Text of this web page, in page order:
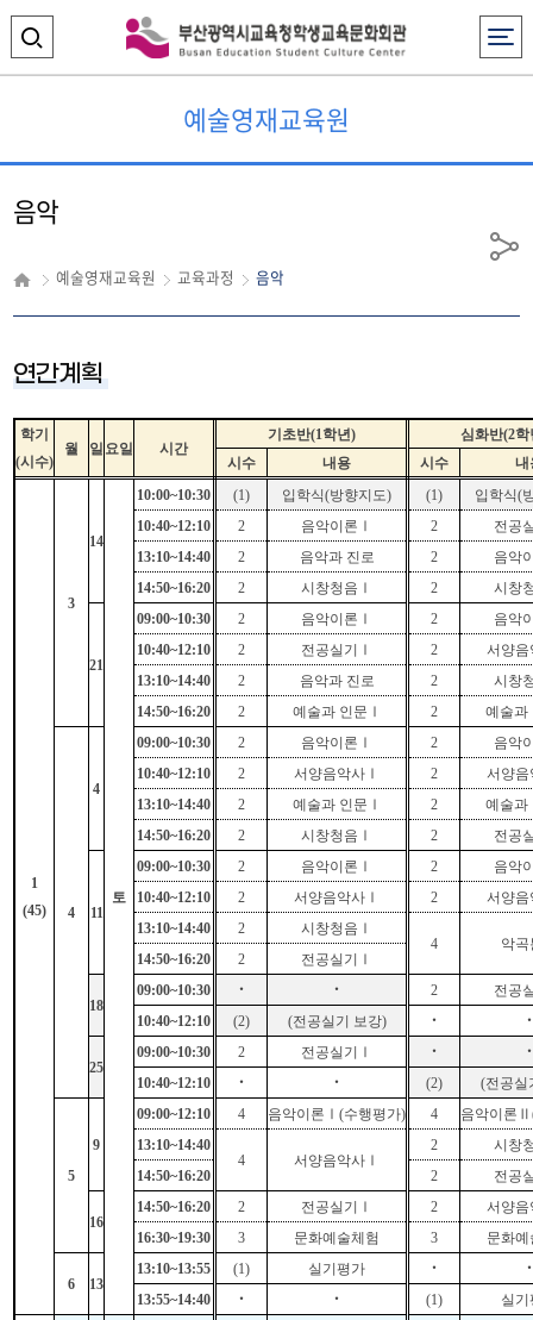
전체메뉴
색
역
열
예술영재교육원
음악
예술영재교육원 교육과정 음악
공
연간계획
학기
(시수)
월 일 요일 시간
기초반(1 학년) 심화반(2학
시수
내용 시수 내
1
(45)
3
14
토
10:00~10:30 (1) 입학식(방향지도) (1) 입학식(
10:40~12:10
2 음악이론 Ⅰ 2
전공
13:10~14:40
2 음악과 진로 2
음악
14:50~16:20
2 시창청음 Ⅰ 2 시창
21
09:00~10:30 2 음악이론 Ⅰ 2
음악
10:40~12:10
2 전공실기 Ⅰ 2
서양음
13:10~14:40
2 음악과 진로 2
시창
14:50~16:20
2 예술과 인문 Ⅰ 2 예술과
4
4
09:00~10:30 2 음악이론 Ⅰ 2
음악
10:40~12:10
2 서양음악사 Ⅰ 2
서양음
13:10~14:40
2 예술과 인문 Ⅰ 2
예술과
14:50~16:20
2 시창청음 Ⅰ 2 전공
11
09:00~10:30 2 음악이론 Ⅰ 2
음악
10:40~12:10
2 서양음악사 Ⅰ 2
서양음
13:10~14:40
2 시창청음 Ⅰ
4
악곡
14:50~16:20
2 전공실기 Ⅰ
18
09:00~10:30 ‧ ‧ 2
전공
10:40~12:10
(2) (전공실기 보강) ‧
25
09:00~10:30 2 전공실기 Ⅰ ‧
10:40~12:10
‧ ‧ (2) (전공실
5
9
09:00~12:10 4 음악이론 Ⅰ(수행평가) 4 음악이론 Ⅱ
13:10~14:40
4
서양음악사 Ⅰ
2
시창
14:50~16:20
2 전공
16
14:50~16:20 2 전공실기 Ⅰ 2
서양음
16:30~19:30
3 문화예술체험 3 문화
6 13
13:10~13:55 (1) 실기평가 ‧
13:55~14:40
‧ ‧ (1) 실기